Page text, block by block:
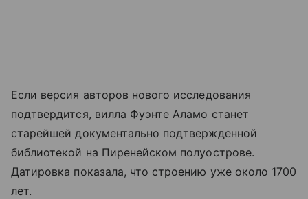
Если версия авторов нового исследования
подтвердится, вилла Фуэнте Аламо станет
старейшей документально подтвержденной
библиотекой на Пиренейском полуострове.
Датировка показала, что строению уже около 1700
лет.